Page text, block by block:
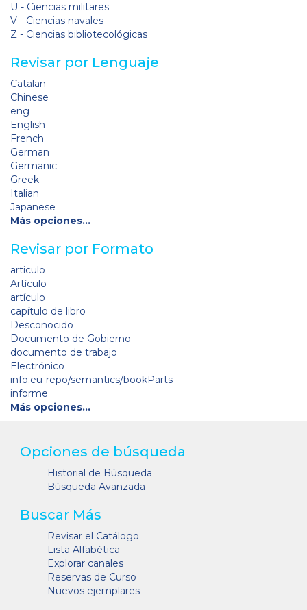
U - Ciencias militares
V - Ciencias navales
Z - Ciencias bibliotecológicas
Revisar por Lenguaje
Catalan
Chinese
eng
English
French
German
Germanic
Greek
Italian
Japanese
Más opciones…
Revisar por Formato
articulo
Artículo
artículo
capítulo de libro
Desconocido
Documento de Gobierno
documento de trabajo
Electrónico
info:eu-repo/semantics/bookParts
informe
Más opciones…
Opciones de búsqueda
Historial de Búsqueda
Búsqueda Avanzada
Buscar Más
Revisar el Catálogo
Lista Alfabética
Explorar canales
Reservas de Curso
Nuevos ejemplares